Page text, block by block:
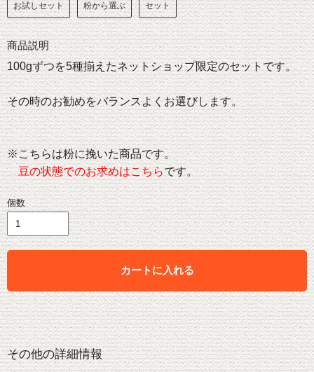
お試しセット 粉から選ぶ セット
商品説明
100gずつを5種揃えたネットショップ限定のセットです。
その時のお勧めをバランスよくお選びします。
※こちらは粉に挽いた商品です。
豆の状態でのお求めはこちらです。
個数
カートに入れる
その他の詳細情報